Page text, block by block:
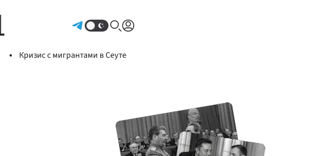
Кризис с мигрантами в Сеуте